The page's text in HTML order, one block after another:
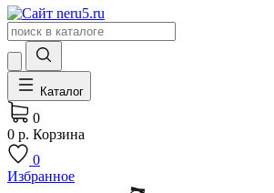
Каталог
0
0 р. Корзина
0
Избранное